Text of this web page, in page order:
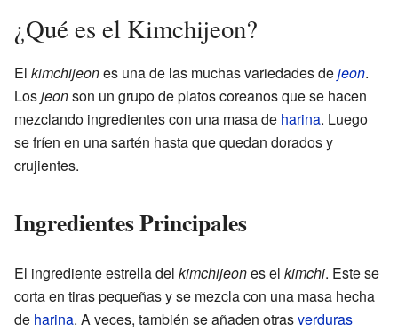
¿Qué es el Kimchijeon?
El kimchijeones una de las muchas variedades dejeon.
Losjeonson un grupo de platos coreanos que se hacen
mezclando ingredientes con una masa de harina. Luego
se fríen en una sartén hasta que quedan dorados y
crujientes.
Ingredientes Principales
El ingrediente estrella del kimchijeones el kimchi. Este se
corta en tiras pequeñas y se mezcla con una masa hecha
de harina. A veces, también se añaden otrasverduras